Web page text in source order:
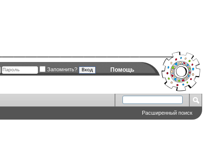
Помощь
Запомнить?
Расширенный поиск